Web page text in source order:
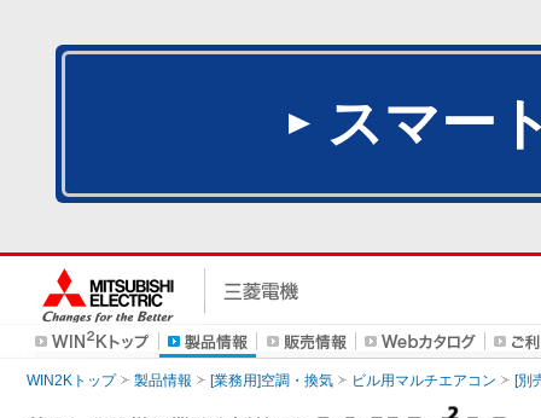
スマー
WIN2Kトップ 製品情報 [業務用]空調・換気 ビル用マルチエアコン [別